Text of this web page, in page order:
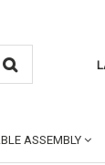
ASSEMBLY